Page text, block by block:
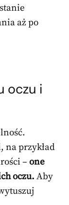
aż po
oczu i
na przykład
– one
oczu. Aby